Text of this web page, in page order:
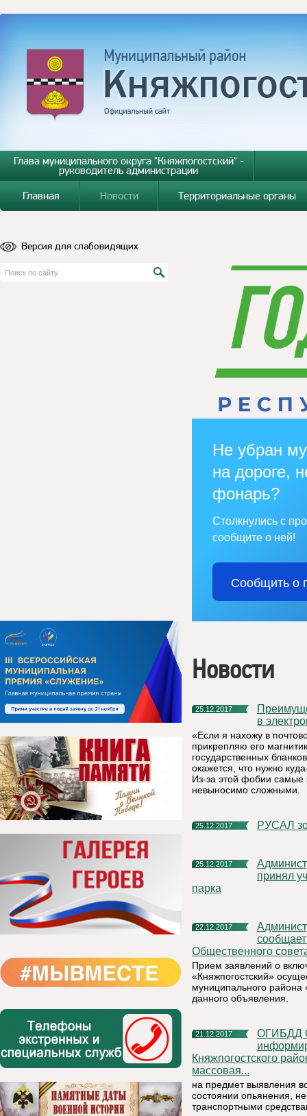
Глава муниципального округа "Княжпогостский" -
руководитель администрации
Главная
Новости Территориальные органы
Версия для слабовидящих
Не убран
на дороге,
фонарь?
Столкнулись с
сообщите о ней!
Сообщить о
Новости
25.12.2017
Преимущества получения гражданами муниципальных услуг
в
«Если я нахожу в
прикрепляю его
государственных
окажется, что нужно
Из-за этой фобии самые
невыносимо сложными.
25.12.2017 РУСАЛ
25.12.2017
Администрация МР «Княжпогостский» благодарит всех, кто
принял
парка
22.12.2017
Администрация муниципального района «Княжпогостский»
Общественного
Прием заявлений о
«Княжпогостский»
муниципального района
данного объявления.
21.12.2017
ОГИБДД ОМВД России по Княжпогостскому району
Княжпогостского
массовая...
на предмет выявления
состоянии опьянения,
транспортными